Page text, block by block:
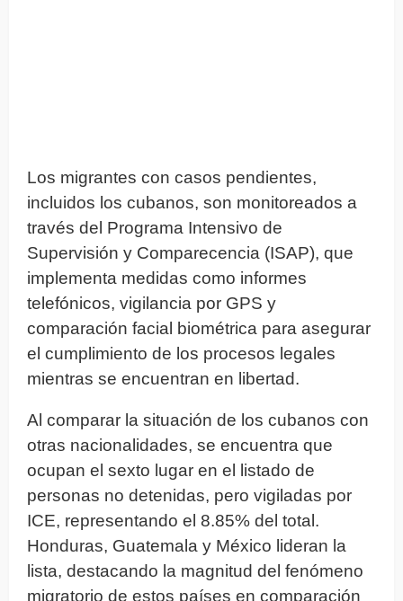
Los migrantes con casos pendientes,
incluidos los cubanos, son monitoreados a
través del Programa Intensivo de
Supervisión y Comparecencia (ISAP), que
implementa medidas como informes
telefónicos, vigilancia por GPS y
comparación facial biométrica para asegurar
el cumplimiento de los procesos legales
mientras se encuentran en libertad.
Al comparar la situación de los cubanos con
otras nacionalidades, se encuentra que
ocupan el sexto lugar en el listado de
personas no detenidas, pero vigiladas por
ICE, representando el 8.85% del total.
Honduras, Guatemala y México lideran la
lista, destacando la magnitud del fenómeno
migratorio de estos países en comparación